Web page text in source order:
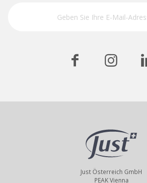
Just Österreich GmbH
PEAK Vienna